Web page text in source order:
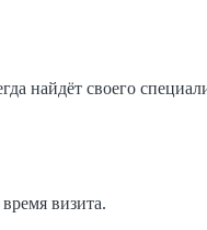
найдёт своего
визита.